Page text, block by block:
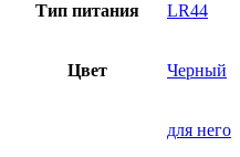
Тип питания LR44
Цвет Черный
для него